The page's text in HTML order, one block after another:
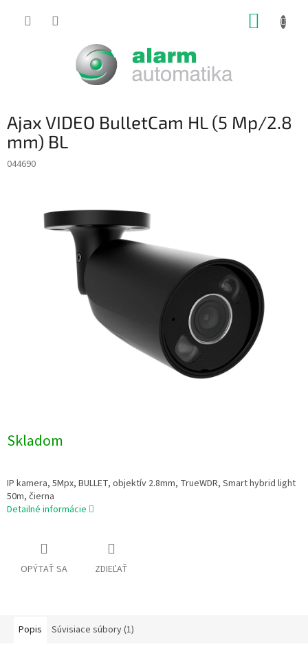
Ajax VIDEO BulletCam HL (5 Mp/2.8
mm) BL
044690
Skladom
IP kamera, 5Mpx, BULLET, objektív 2.8mm, TrueWDR, Smart hybrid light
50m, čierna
Detailné informácie
OPÝTAŤ SA ZDIEĽAŤ
Popis Súvisiace súbory (1)